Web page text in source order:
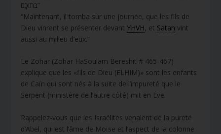
בְּתוֹכָם”
“Maintenant, il tomba sur une journée, que les fils de
Dieu vinrent se présenter devant YHVH, et Satan vint
aussi au milieu d’eux.”
Le Zohar (Zohar HaSoulam Bereshit # 465-467)
explique que les «fils de Dieu (ELHIM)» sont les enfants
de Caïn qui sont nés à la suite de l’impureté que le
Serpent (ministère de l’autre côté) mit en Eve.
Rappelez-vous que les Israélites venaient de la pureté
d’Abel, qui est l’âme de Moïse et l’aspect de la colonne